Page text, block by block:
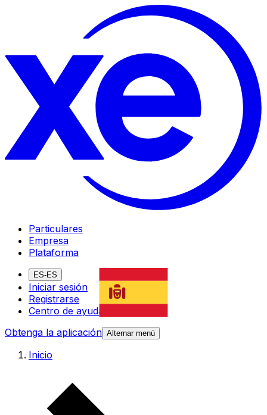
Particulares
Empresa
Plataforma
ES-ES
Iniciar sesión
Registrarse
Centro de ayuda
Obtenga la aplicación Alternar menú
Inicio